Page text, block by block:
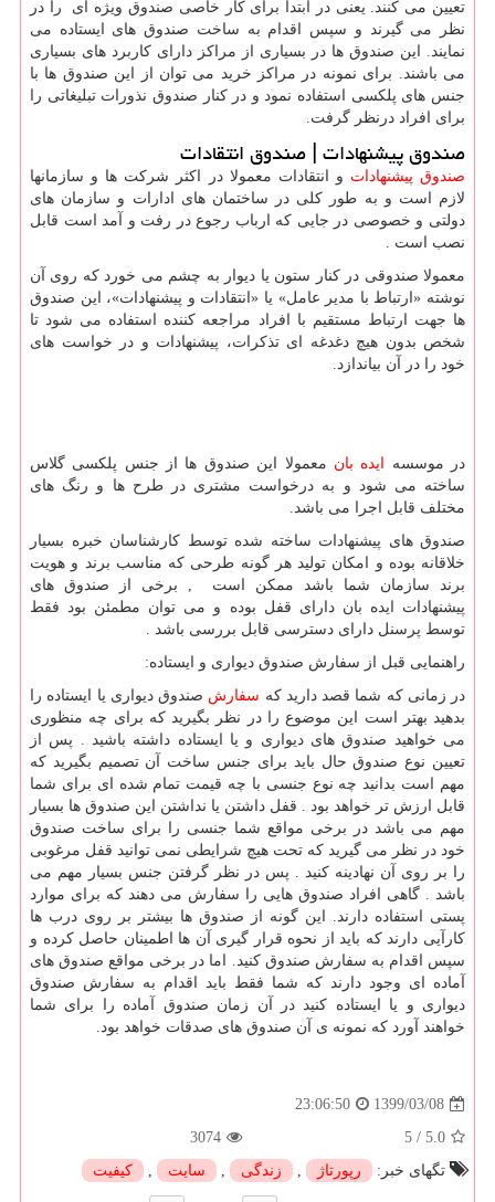
تعیین می کنند. یعنی در ابتدا برای کار خاصی صندوق ویژه ای را در
نظر می گیرند و سپس اقدام به ساخت صندوق های ایستاده می
نمایند. این صندوق ها در بسیاری از مراکز دارای کاربرد های بسیاری
می باشند. برای نمونه در مراکز خرید می توان از این صندوق ها با
جنس های پلکسی استفاده نمود و در کنار صندوق نذورات تبلیغاتی را
برای افراد درنظر گرفت.
صندوق پیشنهادات | صندوق انتقادات
صندوق پیشنهادات و انتقادات معمولا در اکثر شرکت ها و سازمانها
لازم است و به طور کلی در ساختمان های ادارات و سازمان های
دولتی و خصوصی در جایی که ارباب رجوع در رفت و آمد است قابل
نصب است .
معمولا صندوقی در کنار ستون یا دیوار به چشم می خورد که روی آن
نوشته «ارتباط با مدیر عامل» یا «انتقادات و پیشنهادات»، این صندوق
ها جهت ارتباط مستقیم با افراد مراجعه کننده استفاده می شود تا
شخص بدون هیچ دغدغه ای تذکرات، پیشنهادات و در خواست های
خود را در آن بیاندازد.
در موسسه ایده بان معمولا این صندوق ها از جنس پلکسی گلاس
ساخته می شود و به درخواست مشتری در طرح ها و رنگ های
مختلف قابل اجرا می باشد.
صندوق های پیشنهادات ساخته شده توسط کارشناسان خبره بسیار
خلاقانه بوده و امکان تولید هر گونه طرحی که مناسب برند و هویت
برند سازمان شما باشد ممکن است , برخی از صندوق های
پیشنهادات ایده بان دارای قفل بوده و می توان مطمئن بود فقط
توسط پرسنل دارای دسترسی قابل بررسی باشد .
راهنمایی قبل از سفارش صندوق دیواری و ایستاده:
در زمانی که شما قصد دارید که سفارش صندوق دیواری یا ایستاده را
بدهید بهتر است این موضوع را در نظر بگیرید که برای چه منظوری
می خواهید صندوق های دیواری و یا ایستاده داشته باشید . پس از
تعیین نوع صندوق حال باید برای جنس ساخت آن تصمیم بگیرید که
مهم است بدانید چه نوع جنسی با چه قیمت تمام شده ای برای شما
قابل ارزش تر خواهد بود . قفل داشتن یا نداشتن این صندوق ها بسیار
مهم می باشد در برخی مواقع شما جنسی را برای ساخت صندوق
خود در نظر می گیرید که تحت هیچ شرایطی نمی توانید قفل مرغوبی
را بر روی آن نهادینه کنید . پس در نظر گرفتن جنس بسیار مهم می
باشد . گاهی افراد صندوق هایی را سفارش می دهند که برای موارد
پستی استفاده دارند. این گونه از صندوق ها بیشتر بر روی درب ها
کارآیی دارند که باید از نحوه قرار گیری آن ها اطمینان حاصل کرده و
سپس اقدام به سفارش صندوق کنید. اما در برخی مواقع صندوق های
آماده ای وجود دارند که شما فقط باید اقدام به سفارش صندوق
دیواری و یا ایستاده کنید در آن زمان صندوق آماده را برای شما
خواهند آورد که نمونه ی آن صندوق های صدقات خواهد بود.
1399/03/08
23:06:50
5.0
/
5
3074
تگهای خبر:
رپورتاژ , زندگی , سایت , كیفیت